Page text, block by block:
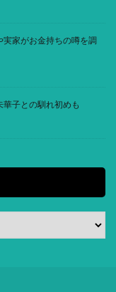
家がお金持ちの噂を調
子との馴れ初めも